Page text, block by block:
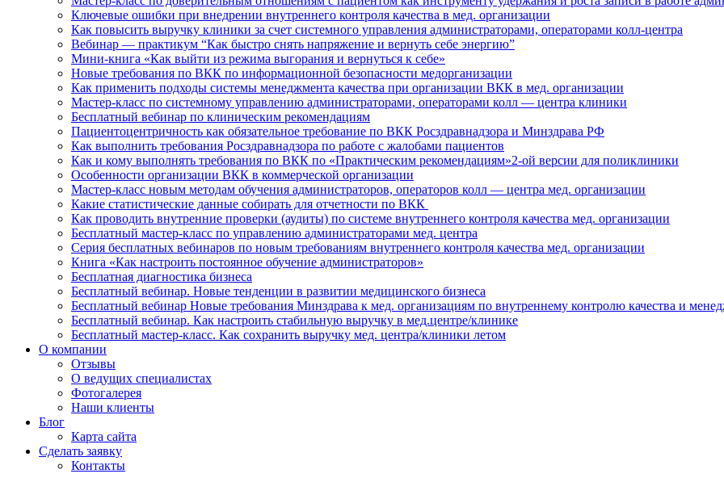
Ключевые ошибки при внедрении внутреннего контроля качества в мед. организации
Как повысить выручку клиники за счет системного управления администраторами, операторами колл-центра
Вебинар — практикум “Как быстро снять напряжение и вернуть себе энергию”
Мини-книга «Как выйти из режима выгорания и вернуться к себе»
Новые требования по ВКК по информационной безопасности медорганизации
Как применить подходы системы менеджмента качества при организации ВКК в мед. организации
Мастер-класс по системному управлению администраторами, операторами колл — центра клиники
Бесплатный вебинар по клиническим рекомендациям
Пациентоцентричность как обязательное требование по ВКК Росздравнадзора и Минздрава РФ
Как выполнить требования Росздравнадзора по работе с жалобами пациентов
Как и кому выполнять требования по ВКК по «Практическим рекомендациям»2-ой версии для поликлиники
Особенности организации ВКК в коммерческой организации
Мастер-класс новым методам обучения администраторов, операторов колл — центра мед. организации
Какие статистические данные собирать для отчетности по ВКК
Как проводить внутренние проверки (аудиты) по системе внутреннего контроля качества мед. организации
Бесплатный мастер-класс по управлению администраторами мед. центра
Серия бесплатных вебинаров по новым требованиям внутреннего контроля качества мед. организации
Книга «Как настроить постоянное обучение администраторов»
Бесплатная диагностика бизнеса
Бесплатный вебинар. Новые тенденции в развитии медицинского бизнеса
Бесплатный вебинар Новые требования Минздрава к мед. организациям по внутреннему контролю качества и
Бесплатный вебинар. Как настроить стабильную выручку в мед.центре/клинике
Бесплатный мастер-класс. Как сохранить выручку мед. центра/клиники летом
О компании
Отзывы
О ведущих специалистах
Фотогалерея
Наши клиенты
Блог
Карта сайта
Сделать заявку
Контакты